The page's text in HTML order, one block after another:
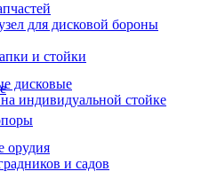
дисковые
индивидуальной стойке
орудия
и садов
для дисковой бороны
и стойки